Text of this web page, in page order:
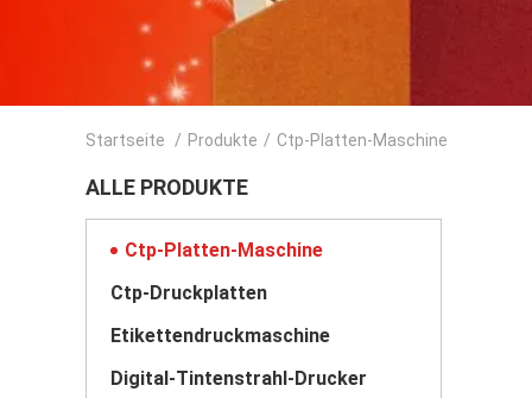
Startseite / Produkte / Ctp-Platten-Maschine
ALLE PRODUKTE
Ctp-Platten-Maschine
Ctp-Druckplatten
Etikettendruckmaschine
Digital-Tintenstrahl-Drucker